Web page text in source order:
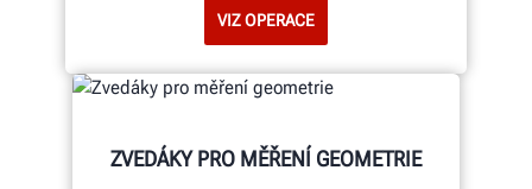
VIZ OPERACE
ZVEDÁKY PRO MĚŘENÍ GEOMETRIE